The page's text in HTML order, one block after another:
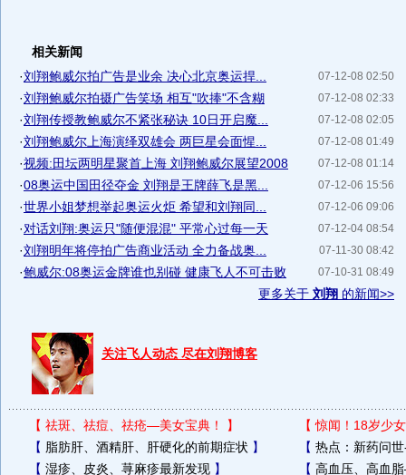
相关新闻
07-12-08 02:50
·刘翔鲍威尔拍广告是业余 决心北京奥运捍...
07-12-08 02:33
·刘翔鲍威尔拍摄广告笑场 相互"吹捧"不含糊
07-12-08 02:05
·刘翔传授教鲍威尔不紧张秘诀 10日开启魔...
07-12-08 01:49
·刘翔鲍威尔上海演绎双雄会 两巨星会面惺...
07-12-08 01:14
·视频:田坛两明星聚首上海 刘翔鲍威尔展望2008
07-12-06 15:56
·08奥运中国田径夺金 刘翔是王牌薛飞是黑...
07-12-06 09:06
·世界小姐梦想举起奥运火炬 希望和刘翔同...
07-12-04 08:54
·对话刘翔:奥运只"随便混混" 平常心过每一天
07-11-30 08:42
·刘翔明年将停拍广告商业活动 全力备战奥...
07-10-31 08:49
·鲍威尔:08奥运金牌谁也别碰 健康飞人不可击败
更多关于 刘翔 的新闻>>
关注飞人动态 尽在刘翔博客
【 祛斑、祛痘、祛疮—美女宝典！ 】 【惊闻！18岁少
【 脂肪肝、酒精肝、肝硬化的前期症状 】 【 热点：新药问
【 湿疹、皮炎、荨麻疹最新发现】 【 高血压、高血